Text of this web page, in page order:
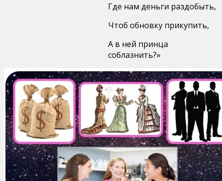
Где нам деньги раздобыть,
Чтоб обновку прикупить,
А в ней принца
соблазнить?»